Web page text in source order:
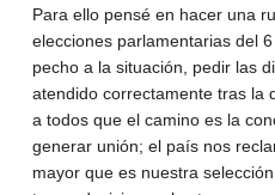
Para ello pensé en hacer una
elecciones parlamentarias del
pecho a la situación, pedir las
atendido correctamente tras la
a todos que el camino es la
generar unión; el país nos
mayor que es nuestra